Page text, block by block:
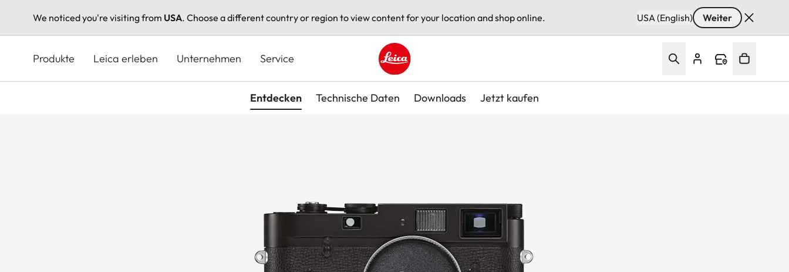
We noticed you're visiting from USA. Choose a different country or region to view content for your location and shop online. USA (English) Weiter
Produkte Leica erleben Unternehmen Service
Leica logo - Home
Entdecken Technische Daten Downloads Jetzt kaufen